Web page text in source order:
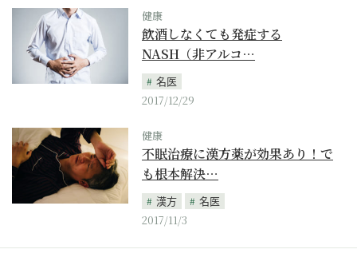
健康
飲酒しなくても発症する
NASH（非アルコ…
名医
2017/12/29
健康
不眠治療に漢方薬が効果あり！で
も根本解決…
漢方
名医
2017/11/3